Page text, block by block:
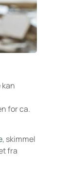
kan
for ca.
, skimmel
fra